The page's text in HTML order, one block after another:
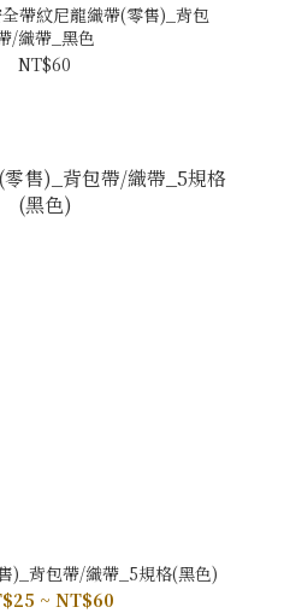
帶紋尼龍織帶(零售)_背包
/織帶_黑色
NT$60
)_背包帶/織帶_5規格(黑色)
~ NT$60